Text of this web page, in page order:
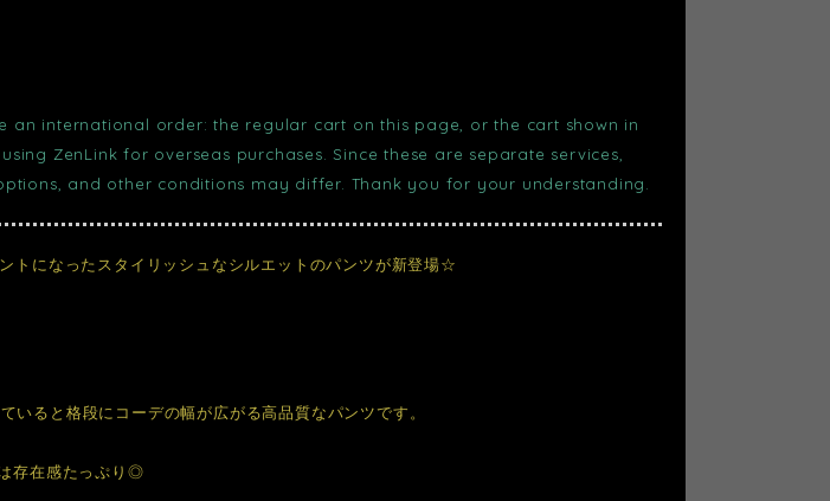
an international order: the regular cart on this page, or the cart shown in
ZenLink for overseas purchases. Since these are separate services,
and other conditions may differ. Thank you for your understanding.
トになったスタイリッシュなシルエットのパンツが新登場☆
いると格段にコーデの幅が広がる高品質なパンツです。
存在感たっぷり◎